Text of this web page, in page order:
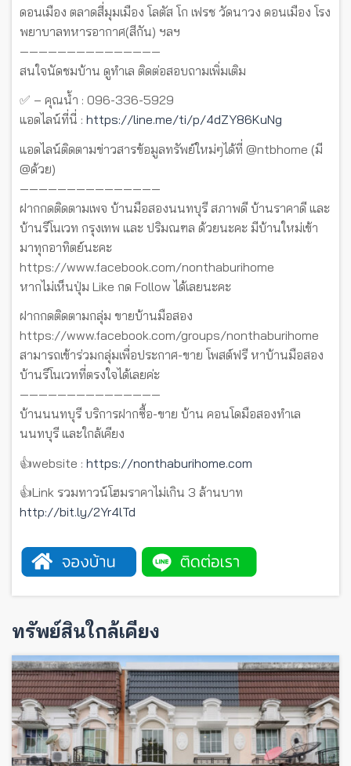
ดอนเมือง ตลาดสี่มุมเมือง โลตัส โก เฟรช วัดนาวง ดอนเมือง โรง
พยาบาลทหารอากาศ(สีกัน) ฯลฯ
———————————————
สนใจนัดชมบ้าน ดูทำเล ติดต่อสอบถามเพิ่มเติม
✅ – คุณน้ำ : 096-336-5929
แอดไลน์ที่นี่ : https://line.me/ti/p/4dZY86KuNg
แอดไลน์ติดตามข่าวสารข้อมูลทรัพย์ใหม่ๆได้ที่ @ntbhome (มี
@ด้วย)
———————————————
ฝากกดติดตามเพจ บ้านมือสองนนทบุรี สภาพดี บ้านราคาดี และ
บ้านรีโนเวท กรุงเทพ และ ปริมณฑล ด้วยนะคะ มีบ้านใหม่เข้า
มาทุกอาทิตย์นะคะ
https://www.facebook.com/nonthaburihome
หากไม่เห็นปุ่ม Like กด Follow ได้เลยนะคะ
ฝากกดติดตามกลุ่ม ขายบ้านมือสอง
https://www.facebook.com/groups/nonthaburihome
สามารถเข้าร่วมกลุ่มเพื่อประกาศ-ขาย โพสต์ฟรี หาบ้านมือสอง
บ้านรีโนเวทที่ตรงใจได้เลยค่ะ
———————————————
บ้านนนทบุรี บริการฝากซื้อ-ขาย บ้าน คอนโดมือสองทำเล
นนทบุรี และใกล้เคียง
👍website : https://nonthaburihome.com
👍Link รวมทาวน์โฮมราคาไม่เกิน 3 ล้านบาท
http://bit.ly/2Yr4lTd
ทรัพย์สินใกล้เคียง